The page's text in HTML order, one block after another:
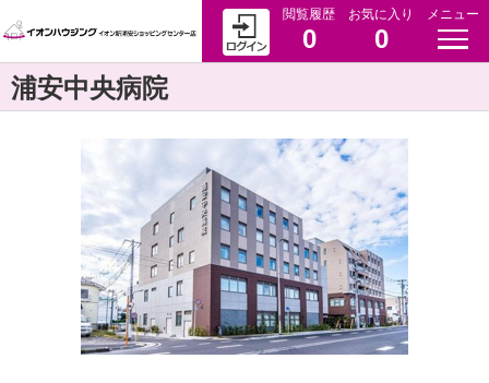
閲覧履歴
0
お気に入り
0
メニュー
浦安中央病院